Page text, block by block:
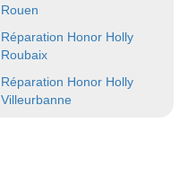
Rouen
Réparation Honor Holly
Roubaix
Réparation Honor Holly
Villeurbanne